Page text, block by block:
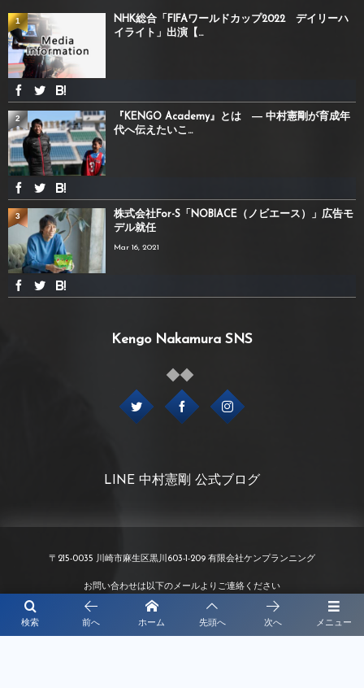
メニュー
検索 前へ ホーム 先頭へ 次へ
NHK総合「FIFAワールドカップ2022 デイリーハ
イライト」出演【...
1
『KENGO Academy』とは ― 中村憲剛が育成年
代へ伝えたいこ...
2
株式会社For-S「NOBIACE（ノビエース）」広告モ
デル就任
Mar 16, 2021
3
Kengo Nakamura SNS
LINE 中村憲剛 公式ブログ
〒215-0035 川崎市麻生区黒川603-1-209 有限会社ケンプランニング
お問い合わせは以下のメールよりご連絡ください
info@kenp.co.jp